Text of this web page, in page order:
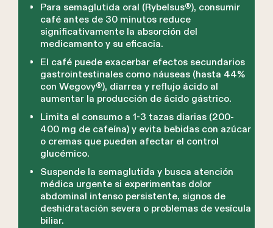
Para semaglutida oral (Rybelsus®), consumir
café antes de 30 minutos reduce
significativamente la absorción del
medicamento y su eficacia.
El café puede exacerbar efectos secundarios
gastrointestinales como náuseas (hasta 44%
con Wegovy®), diarrea y reflujo ácido al
aumentar la producción de ácido gástrico.
Limita el consumo a 1-3 tazas diarias (200-
400 mg de cafeína) y evita bebidas con azúcar
o cremas que pueden afectar el control
glucémico.
Suspende la semaglutida y busca atención
médica urgente si experimentas dolor
abdominal intenso persistente, signos de
deshidratación severa o problemas de vesícula
biliar.